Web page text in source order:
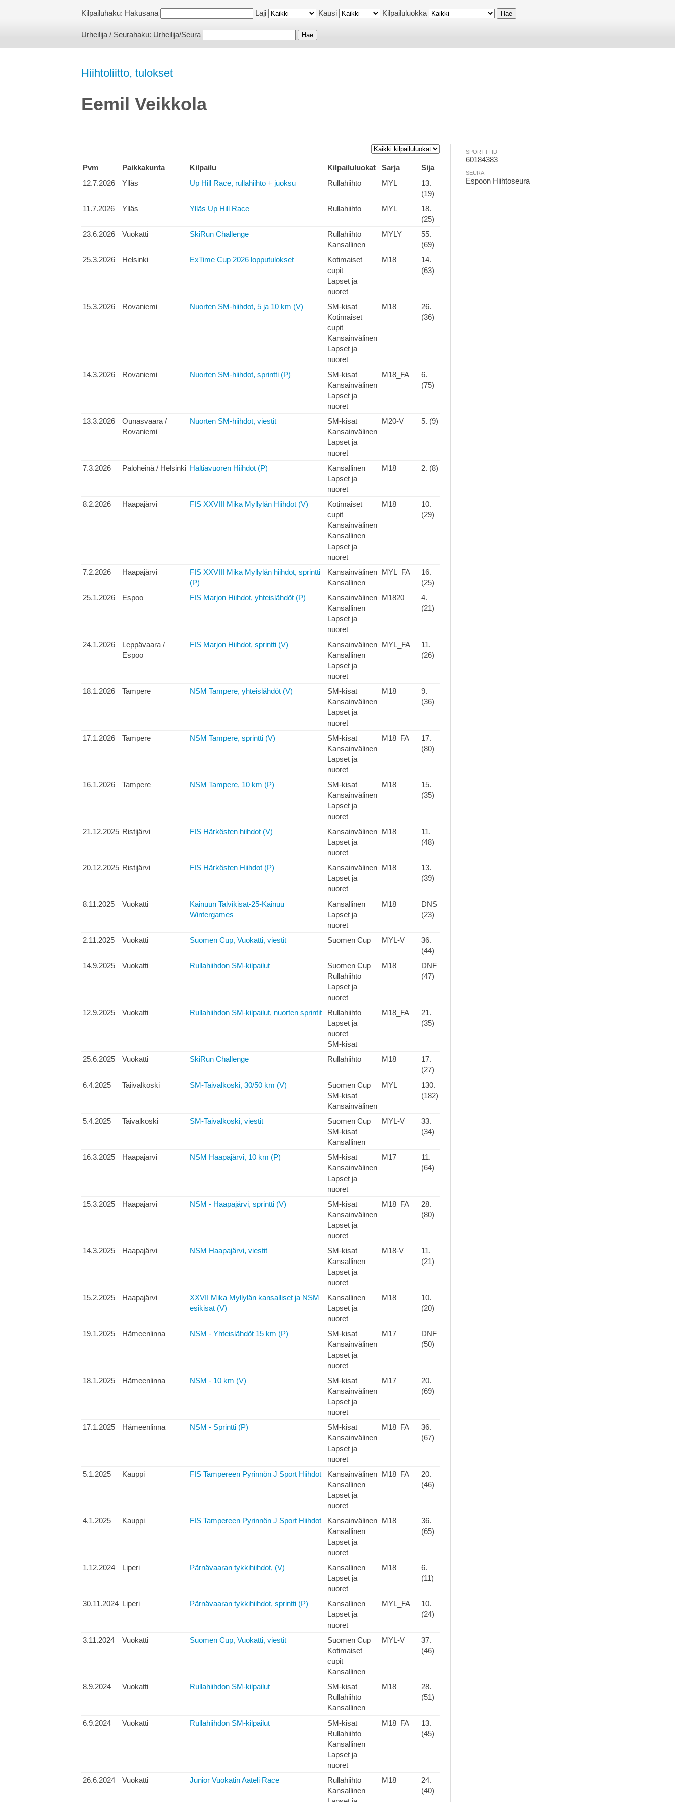
Kilpailuhaku: Hakusana Laji Kausi Kilpailuluokka
Urheilija / Seurahaku: Urheilija/Seura
Hiihtoliitto, tulokset
Eemil Veikkola
Pvm Paikkakunta Kilpailu Kilpailuluokat Sarja
Sija
12.7.2026
Ylläs Up Hill Race, rullahiihto + juoksu Rullahiihto MYL
13.
(19)
11.7.2026
Ylläs Ylläs Up Hill Race Rullahiihto MYL
18.
(25)
23.6.2026
Vuokatti SkiRun Challenge
Rullahiihto
Kansallinen
MYLY
55.
(69)
25.3.2026
Helsinki ExTime Cup 2026 lopputulokset
Kotimaiset
cupit
Lapset ja
nuoret
M18
14.
(63)
15.3.2026 Rovaniemi Nuorten SM-hiihdot, 5 ja 10 km (V)
SM-kisat
Kotimaiset
cupit
Kansainvälinen
Lapset ja
nuoret
M18
26.
(36)
14.3.2026 Rovaniemi Nuorten SM-hiihdot, sprintti (P)
SM-kisat
Kansainvälinen
Lapset ja
nuoret
M18_FA
6.
(75)
13.3.2026
Ounasvaara /
Rovaniemi
Nuorten SM-hiihdot, viestit
SM-kisat
Kansainvälinen
Lapset ja
nuoret
M20-V 5. (9)
7.3.2026 Paloheinä / Helsinki Haltiavuoren Hiihdot (P)
Kansallinen
Lapset ja
nuoret
M18 2. (8)
8.2.2026 Haapajärvi FIS XXVIII Mika Myllylän Hiihdot (V)
Kotimaiset
cupit
Kansainvälinen
Kansallinen
Lapset ja
nuoret
M18
10.
(29)
7.2.2026 Haapajärvi
FIS XXVIII Mika Myllylän hiihdot, sprintti
(P)
Kansainvälinen
Kansallinen
MYL_FA
16.
(25)
25.1.2026
Espoo FIS Marjon Hiihdot, yhteislähdöt (P)
Kansainvälinen
Kansallinen
Lapset ja
nuoret
M1820
4.
(21)
24.1.2026
Leppävaara /
Espoo
FIS Marjon Hiihdot, sprintti (V)
Kansainvälinen
Kansallinen
Lapset ja
nuoret
MYL_FA
11.
(26)
18.1.2026 Tampere NSM Tampere, yhteislähdöt (V)
SM-kisat
Kansainvälinen
Lapset ja
nuoret
M18
9.
(36)
17.1.2026 Tampere NSM Tampere, sprintti (V)
SM-kisat
Kansainvälinen
Lapset ja
nuoret
M18_FA
17.
(80)
16.1.2026 Tampere NSM Tampere, 10 km (P)
SM-kisat
Kansainvälinen
Lapset ja
nuoret
M18
15.
(35)
21.12.2025 Ristijärvi FIS Härkösten hiihdot (V)
Kansainvälinen
Lapset ja
nuoret
M18
11.
(48)
20.12.2025 Ristijärvi FIS Härkösten Hiihdot (P)
Kansainvälinen
Lapset ja
nuoret
M18
13.
(39)
8.11.2025 Vuokatti
Kainuun Talvikisat-25-Kainuu
Wintergames
Kansallinen
Lapset ja
nuoret
M18
DNS
(23)
2.11.2025 Vuokatti Suomen Cup, Vuokatti, viestit Suomen Cup MYL-V
36.
(44)
14.9.2025
Vuokatti Rullahiihdon SM-kilpailut
Suomen Cup
Rullahiihto
Lapset ja
nuoret
M18
DNF
(47)
12.9.2025 Vuokatti Rullahiihdon SM-kilpailut, nuorten sprintit
Rullahiihto
Lapset ja
nuoret
SM-kisat
M18_FA
21.
(35)
25.6.2025 Vuokatti SkiRun Challenge Rullahiihto M18
17.
(27)
6.4.2025
Taiivalkoski SM-Taivalkoski, 30/50 km (V)
Suomen Cup
SM-kisat
Kansainvälinen
MYL
130.
(182)
5.4.2025 Taivalkoski SM-Taivalkoski, viestit
Suomen Cup
SM-kisat
Kansallinen
MYL-V
33.
(34)
16.3.2025 Haapajarvi NSM Haapajärvi, 10 km (P)
SM-kisat
Kansainvälinen
Lapset ja
nuoret
M17
11.
(64)
15.3.2025 Haapajarvi NSM - Haapajärvi, sprintti (V)
SM-kisat
Kansainvälinen
Lapset ja
nuoret
M18_FA
28.
(80)
14.3.2025 Haapajärvi NSM Haapajärvi, viestit
SM-kisat
Kansallinen
Lapset ja
nuoret
M18-V
11.
(21)
15.2.2025 Haapajärvi
XXVII Mika Myllylän kansalliset ja NSM
esikisat (V)
Kansallinen
Lapset ja
nuoret
M18
10.
(20)
19.1.2025 Hämeenlinna NSM - Yhteislähdöt 15 km (P)
SM-kisat
Kansainvälinen
Lapset ja
nuoret
M17
DNF
(50)
18.1.2025 Hämeenlinna NSM - 10 km (V)
SM-kisat
Kansainvälinen
Lapset ja
nuoret
M17
20.
(69)
17.1.2025 Hämeenlinna NSM - Sprintti (P)
SM-kisat
Kansainvälinen
Lapset ja
nuoret
M18_FA
36.
(67)
5.1.2025 Kauppi FIS Tampereen Pyrinnön J Sport Hiihdot
Kansainvälinen
Kansallinen
Lapset ja
nuoret
M18_FA
20.
(46)
4.1.2025 Kauppi FIS Tampereen Pyrinnön J Sport Hiihdot
Kansainvälinen
Kansallinen
Lapset ja
nuoret
M18
36.
(65)
1.12.2024 Liperi Pärnävaaran tykkihiihdot, (V)
Kansallinen
Lapset ja
nuoret
M18
6.
(11)
30.11.2024 Liperi Pärnävaaran tykkihiihdot, sprintti (P)
Kansallinen
Lapset ja
nuoret
MYL_FA
10.
(24)
3.11.2024 Vuokatti Suomen Cup, Vuokatti, viestit
Suomen Cup
Kotimaiset
cupit
Kansallinen
MYL-V
37.
(46)
8.9.2024 Vuokatti Rullahiihdon SM-kilpailut
SM-kisat
Rullahiihto
Kansallinen
M18
28.
(51)
6.9.2024 Vuokatti Rullahiihdon SM-kilpailut
SM-kisat
Rullahiihto
Kansallinen
Lapset ja
nuoret
M18_FA
13.
(45)
26.6.2024 Vuokatti Junior Vuokatin Aateli Race
Rullahiihto
Kansallinen
M18
24.
(40)
SPORTTI-ID
60184383
SEURA
Espoon Hiihtoseura